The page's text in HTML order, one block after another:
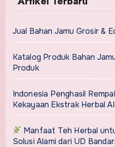
Jual Bahan Jamu Grosir &
Katalog Produk Bahan
Produk
Indonesia Penghasil
Kekayaan Ekstrak Herbal
Manfaat Teh Herbal
Solusi Alami dari UD